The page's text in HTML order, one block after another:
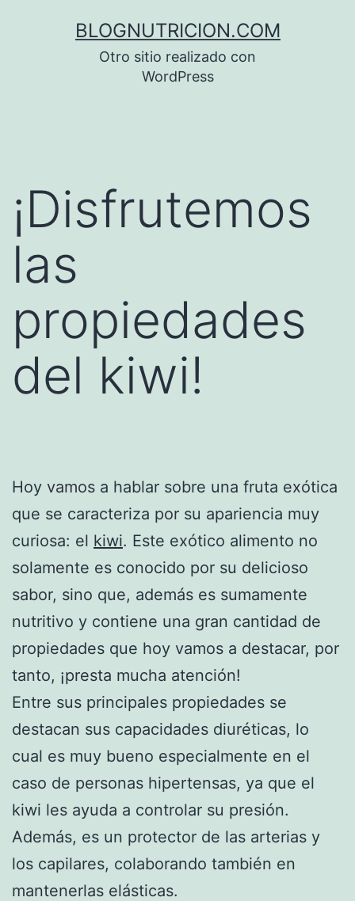
BLOGNUTRICION.COM
Otro sitio realizado con
WordPress
¡Disfrutemos
las
propiedades
del kiwi!
Hoy vamos a hablar sobre una fruta exótica
que se caracteriza por su apariencia muy
curiosa: el kiwi. Este exótico alimento no
solamente es conocido por su delicioso
sabor, sino que, además es sumamente
nutritivo y contiene una gran cantidad de
propiedades que hoy vamos a destacar, por
tanto, ¡presta mucha atención!
Entre sus principales propiedades se
destacan sus capacidades diuréticas, lo
cual es muy bueno especialmente en el
caso de personas hipertensas, ya que el
kiwi les ayuda a controlar su presión.
Además, es un protector de las arterias y
los capilares, colaborando también en
mantenerlas elásticas.